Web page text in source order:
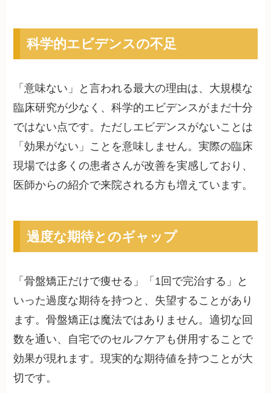
科学的エビデンスの不足
「意味ない」と言われる最大の理由は、大規模な
臨床研究が少なく、科学的エビデンスがまだ十分
ではない点です。ただしエビデンスがないことは
「効果がない」ことを意味しません。実際の臨床
現場では多くの患者さんが改善を実感しており、
医師からの紹介で来院される方も増えています。
過度な期待とのギャップ
「骨盤矯正だけで痩せる」「1回で完治する」と
いった過度な期待を持つと、失望することがあり
ます。骨盤矯正は魔法ではありません。適切な回
数を通い、自宅でのセルフケアも併用することで
効果が現れます。現実的な期待値を持つことが大
切です。